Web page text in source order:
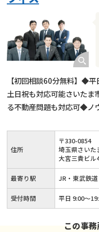
【初回相談60分無料】◆
土日祝も対応可能さいた
る不動産問題も対応可◆ノ
住所
〒330-0854
埼玉県さいた
大宮三貴ビル
最寄り駅 JR・東武鉄
受付時間 平日 9:00～
この事